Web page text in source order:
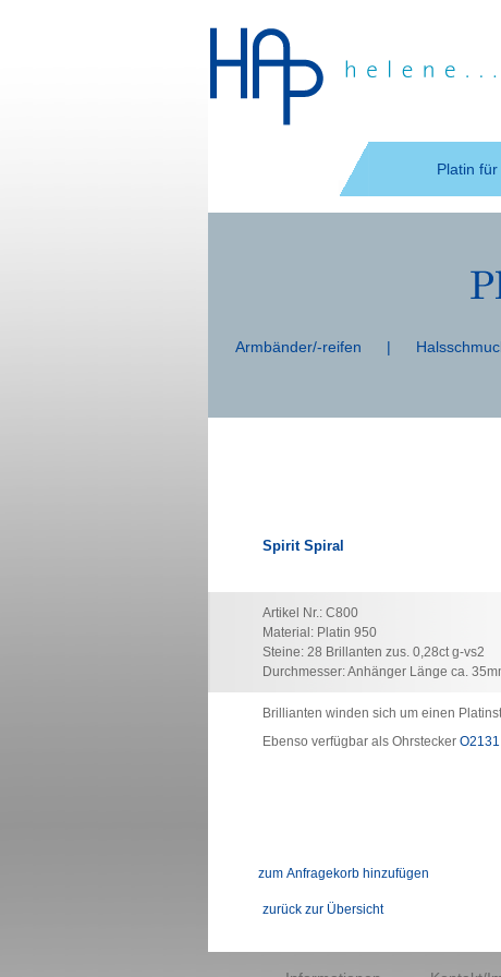
überspringenPlatin
überspringen
Armbänder/-reifen |
Spirit Spiral
Artikel Nr.: C800
Material: Platin 950
Steine: 28 Brillanten zus. 0,28ct g-vs2
Durchmesser: Anhänger Länge ca.
Brillianten winden sich um einen
Ebenso verfügbar als Ohrstecker O2131
zurück zur Übersicht